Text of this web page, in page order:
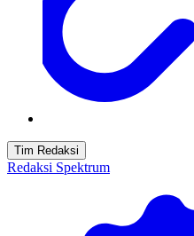
Tim Redaksi
Redaksi Spektrum